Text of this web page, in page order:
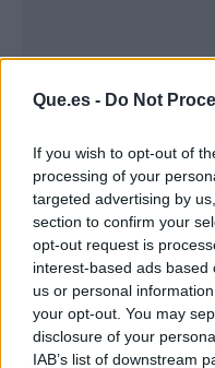
Que.es - Do Not
If you wish to opt-out of
processing of your
targeted advertising by
section to confirm your
opt-out request is
interest-based ads
us or personal
your opt-out. You may
disclosure of your
IAB’s list of downstream
Las opciones